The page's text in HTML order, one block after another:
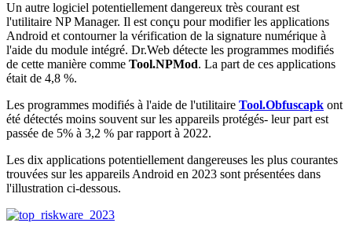
Un autre logiciel potentiellement dangereux très courant est
l'utilitaire NP Manager. Il est conçu pour modifier les applications
Android et contourner la vérification de la signature numérique à
l'aide du module intégré. Dr.Web détecte les programmes modifiés
de cette manière comme Tool.NPMod. La part de ces applications
était de 4,8 %.
Les programmes modifiés à l'aide de l'utilitaire Tool.Obfuscapk ont
été détectés moins souvent sur les appareils protégés- leur part est
passée de 5% à 3,2 % par rapport à 2022.
Les dix applications potentiellement dangereuses les plus courantes
trouvées sur les appareils Android en 2023 sont présentées dans
l'illustration ci-dessous.